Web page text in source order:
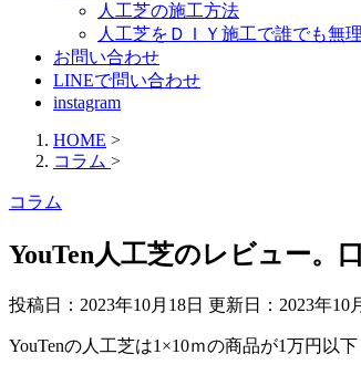
人工芝の施工方法
人工芝をＤＩＹ施工で誰でも無
お問い合わせ
LINEで問い合わせ
instagram
HOME >
コラム >
コラム
YouTen人工芝のレビュー。
投稿日：2023年10月18日 更新日： 2023年10
YouTenの人工芝は1×10ｍの商品が1万円以